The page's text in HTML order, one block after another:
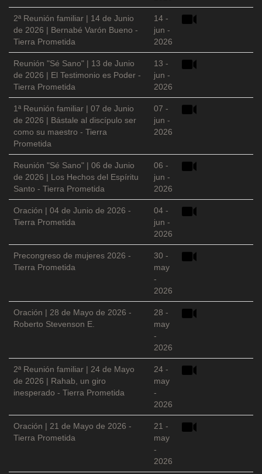
2ª Reunión familiar | 14 de Junio
de 2026 | Bernabé Varón Bueno -
Tierra Prometida
14 -
jun -
2026
Reunión "Sé Sano" | 13 de Junio
de 2026 | El Testimonio es Poder -
Tierra Prometida
13 -
jun -
2026
1ª Reunión familiar | 07 de Junio
de 2026 | Bástale al discípulo ser
como su maestro - Tierra
Prometida
07 -
jun -
2026
Reunión "Sé Sano" | 06 de Junio
de 2026 | Los Hechos del Espíritu
Santo - Tierra Prometida
06 -
jun -
2026
Oración | 04 de Junio de 2026 -
Tierra Prometida
04 -
jun -
2026
Precongreso de mujeres 2026 -
Tierra Prometida
30 -
may
-
2026
Oración | 28 de Mayo de 2026 -
Roberto Stevenson E.
28 -
may
-
2026
2ª Reunión familiar | 24 de Mayo
de 2026 | Rahab, un giro
inesperado - Tierra Prometida
24 -
may
-
2026
Oración | 21 de Mayo de 2026 -
Tierra Prometida
21 -
may
-
2026